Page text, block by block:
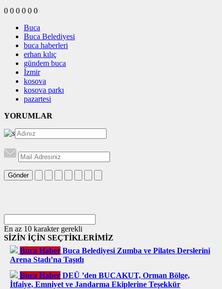
0 0 0 0 0 0
Buca
Buca Belediyesi
buca haberleri
erhan kılıç
gündem buca
İzmir
kosova
kosova parkı
pazartesi
YORUMLAR
Gönder
En az 10 karakter gerekli
SİZİN İÇİN SEÇTİKLERİMİZ
Buca Haber Buca Belediyesi Zumba ve Pilates Derslerini
Arena Stadı’na Taşıdı
Buca Haber DEÜ ’den BUCAKUT, Orman Bölge,
İtfaiye, Emniyet ve Jandarma Ekiplerine Teşekkür